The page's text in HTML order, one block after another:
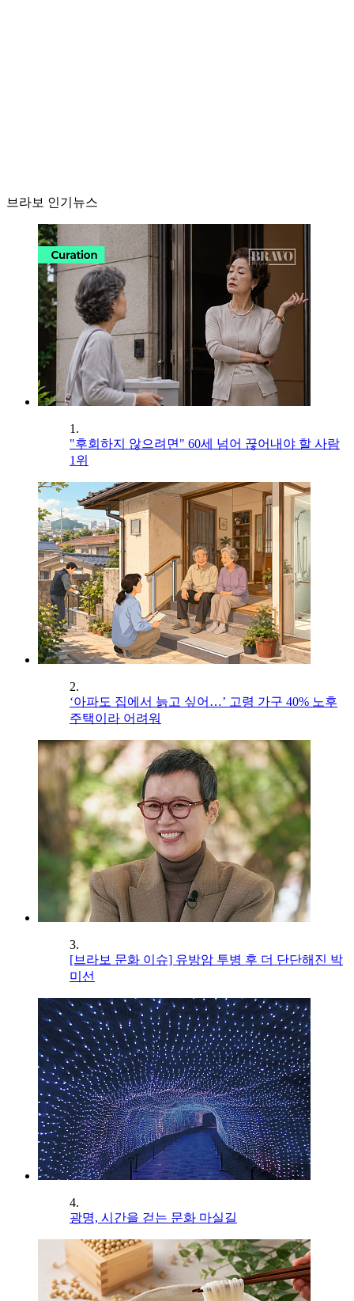
브라보 인기뉴스
1.
"후회하지 않으려면" 60세 넘어 끊어내야 할 사람
1위
2.
‘아파도 집에서 늙고 싶어…’ 고령 가구 40% 노후
주택이라 어려워
3.
[브라보 문화 이슈] 유방암 투병 후 더 단단해진 박
미선
4.
광명, 시간을 걷는 문화 마실길